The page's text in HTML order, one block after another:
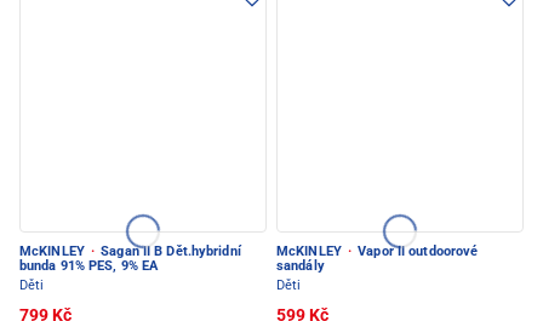
McKINLEY · Sagan II B Dět.hybridní
bunda 91% PES, 9% EA
Děti
799 Kč
McKINLEY · Vapor II outdoorové
sandály
Děti
599 Kč